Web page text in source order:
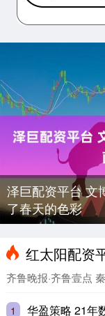
泽巨配资平台 文
了春天的色彩
红太阳配资平台 198元
齐鲁晚报·齐鲁壹点
1 华盈策略 21年数度